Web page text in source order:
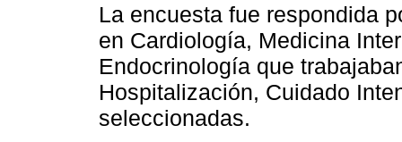
La encuesta fue respondida
en Cardiología, Medicina
Endocrinología que
Hospitalización, Cuidado
seleccionadas.